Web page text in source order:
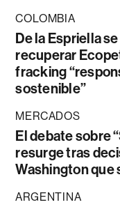
COLOMBIA
De la Espriella
recuperar
fracking
sostenible”
MERCADOS
El debate sobre
resurge tras
Washington que
ARGENTINA